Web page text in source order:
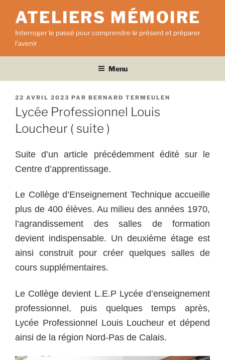
contenu
principal
ATELIERS MÉMOIRE
Interroger le passé pour comprendre le présent et préparer
l'avenir
Menu
PUBLIÉ
LE
22 AVRIL 2023 PAR BERNARD TERMEULEN
Lycée Professionnel Louis
Loucheur ( suite )
Suite d’un article précédemment édité sur le
Centre d’apprentissage.
Le Collège d’Enseignement Technique accueille
plus de 400 élèves. Au milieu des années 1970,
l’agrandissement des salles de formation
devient indispensable. Un deuxième étage est
ainsi construit pour créer quelques salles de
cours supplémentaires.
Le Collège devient L.E.P Lycée d’enseignement
professionnel, puis quelques temps après,
Lycée Professionnel Louis Loucheur et dépend
ainsi de la région Nord-Pas de Calais.